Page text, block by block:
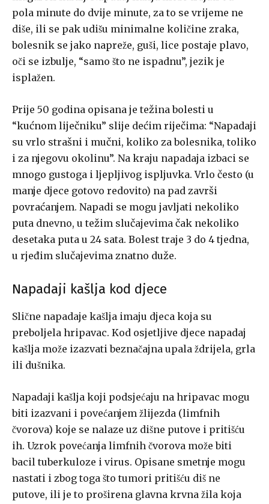
pola minute do dvije minute, za to se vrijeme ne
diše, ili se pak udišu minimalne količine zraka,
bolesnik se jako napreže, guši, lice postaje plavo,
oči se izbulje, “samo što ne ispadnu”, jezik je
isplažen.
Prije 50 godina opisana je težina bolesti u
“kućnom liječniku” slije­ dećim riječima: “Napadaji
su vrlo strašni i mučni, koliko za bolesnika, toliko
i za njegovu okolinu”. Na kraju napadaja izbaci se
mnogo gusto­ga i ljepljivog ispljuvka. Vrlo često (u
manje djece gotovo redovito) na­ pad završi
povraćanjem. Napadi se mogu javljati nekoliko
puta dnevno, u težim slučajevima čak nekoliko
desetaka puta u 24 sata. Bolest traje 3 do 4 tjedna,
u rjeđim slučajevima znatno duže.
Napadaji kašlja kod djece
Slične napadaje kašlja imaju djeca koja su
preboljela hripavac. Kod osjetljive djece napadaj
kašlja može izazvati beznačajna upala ždrijela, grla
ili dušnika.
Napadaji kašlja koji podsjećaju na hripavac mogu
biti izazvani i povećanjem žlijezda (limfnih
čvorova) koje se nalaze uz dišne putove i pritišću
ih. Uzrok povećanja limfnih čvorova može biti
bacil tuberkuloze i virus. Opisane smetnje mogu
nastati i zbog toga što tumori pritišću diš­ ne
putove, ili je to proširena glavna krvna žila koja